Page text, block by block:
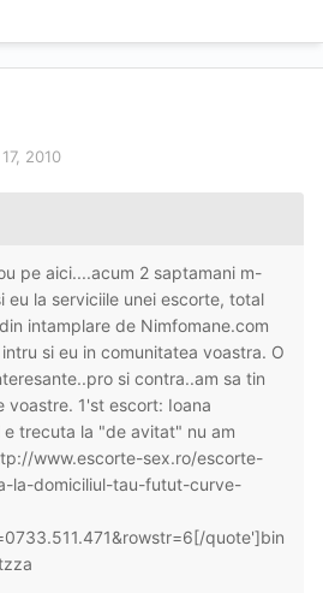
2010
pe aici....acum 2 saptamani m-
eu la serviciile unei escorte, total
intamplare de Nimfomane.com
si eu in comunitatea voastra. O
si contra..am sa tin
voastre. 1'st escort: Ioana
e trecuta la "de avitat" nu am
www.escorte-sex.ro/escorte-
la-domiciliul-tau-futut-curve-
quote']bin